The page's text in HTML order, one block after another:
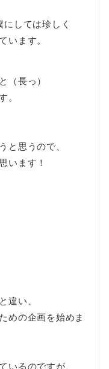
しては珍しく
います。
（長っ）
。
と思うので、
います！
違い、
めの企画を始めま
いるのですが、